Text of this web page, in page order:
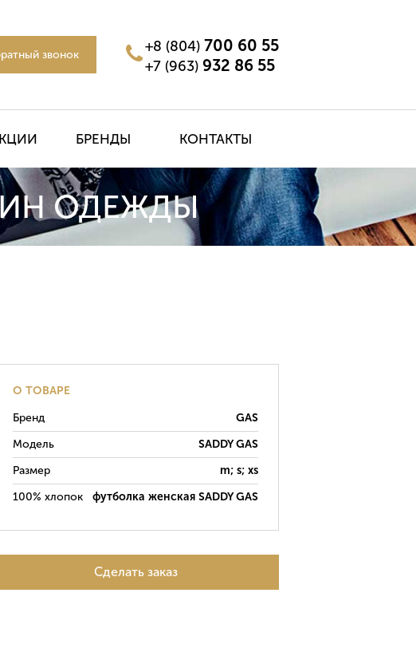
+8 (804) 700 60 55
+7 (963) 932 86 55
звонок
БРЕНДЫ КОНТАКТЫ
ОДЕЖДЫ
О ТОВАРЕ
Бренд
GAS
Модель
SADDY GAS
Размер
m; s; xs
100% хлопок
футболка женская SADDY GAS
Сделать заказ